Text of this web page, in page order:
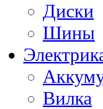
Диски
Шины
Вилка